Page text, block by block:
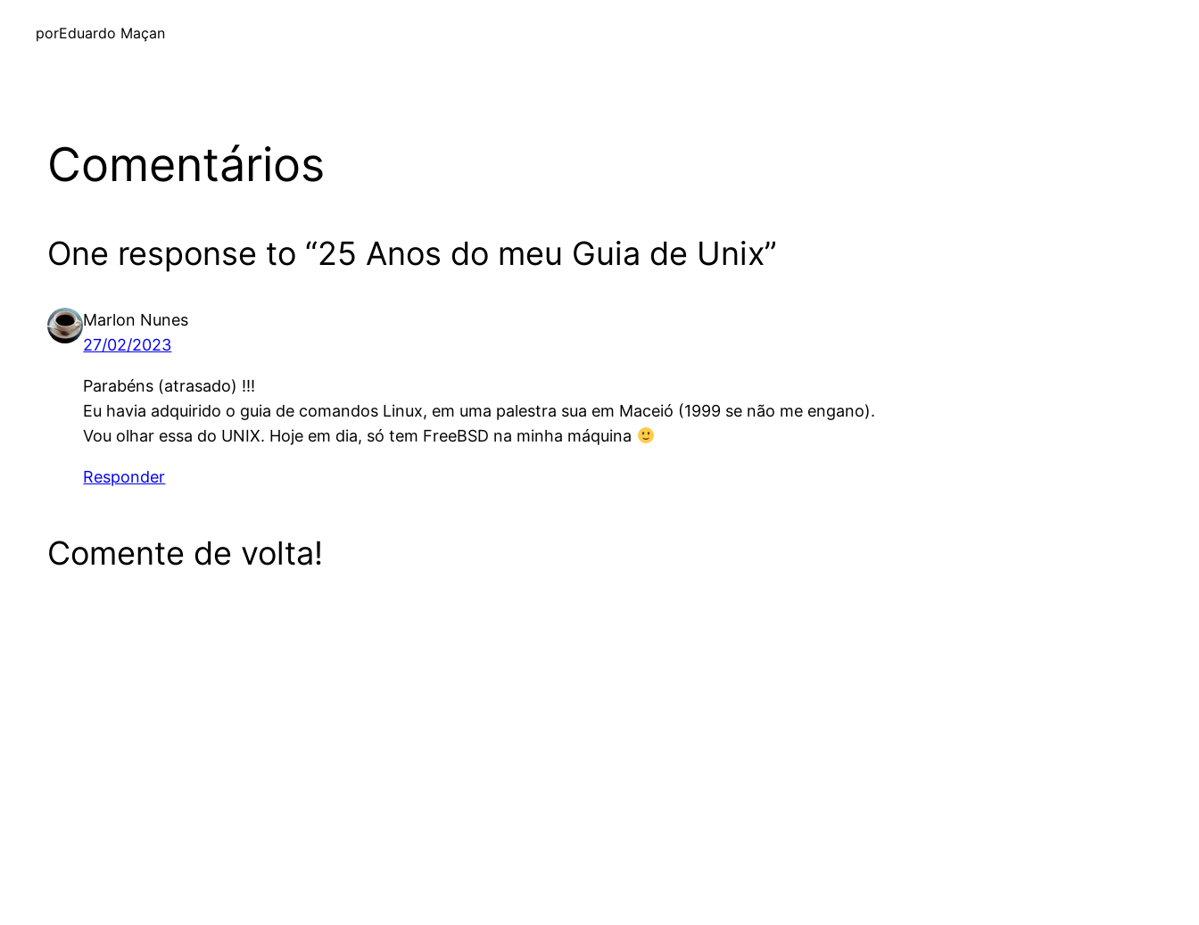
porEduardo Maçan
Comentários
One response to “25 Anos do meu Guia de Unix”
Marlon Nunes
27/02/2023
Parabéns (atrasado) !!!
Eu havia adquirido o guia de comandos Linux, em uma palestra sua em Maceió (1999 se não me engano).
Vou olhar essa do UNIX. Hoje em dia, só tem FreeBSD na minha máquina
Responder
Comente de volta!